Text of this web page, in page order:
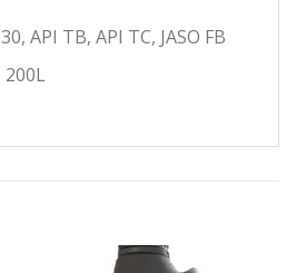
API TB, API TC, JASO FB
200L